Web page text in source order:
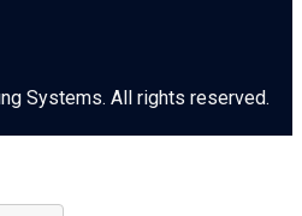
Systems. All rights reserved.